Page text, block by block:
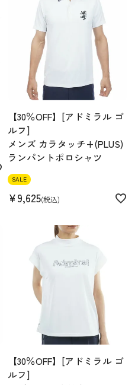
【30％OFF】[アドミラル ゴ
ルフ]
メンズ カラタッチ+(PLUS)
ランパントポロシャツ
SALE
¥9,625 税込
【30％OFF】[アドミラル ゴ
ルフ]